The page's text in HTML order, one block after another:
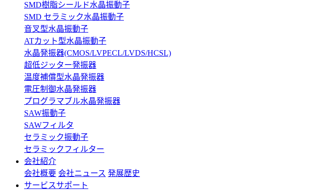
SMD樹脂シールド水晶振動子
SMD セラミック水晶振動子
音叉型水晶振動子
ATカット型水晶振動子
水晶発振器(CMOS/LVPECL/LVDS/HCSL)
超低ジッター発振器
温度補償型水晶発振器
電圧制御水晶発振器
プログラマブル水晶発振器
SAW振動子
SAWフィルタ
セラミック振動子
セラミックフィルター
会社紹介
会社概要 会社ニュース 発展歴史
サービスサポート